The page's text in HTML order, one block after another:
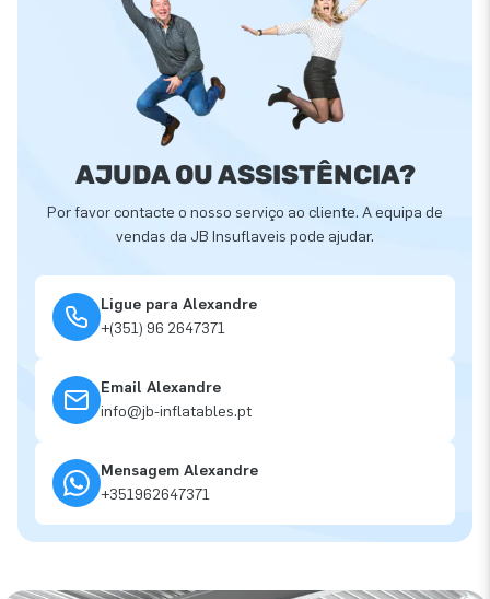
AJUDA OU ASSISTÊNCIA?
Por favor contacte o nosso serviço ao cliente. A equipa de
vendas da JB Insuflaveis pode ajudar.
Ligue para Alexandre
+(351) 96 2647371
Email Alexandre
info@jb-inflatables.pt
Mensagem Alexandre
+351962647371